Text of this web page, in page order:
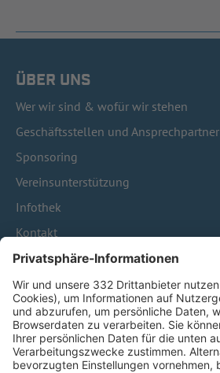
ÜBER UNS
Wer wir sind & wofür wir stehen
Geschäftsstellen und Ansprechpartner
Sponsoring
Vereinsunterstützung
Infothek
Kontakt
HÄUFIG BESUCHTE SEITEN
Pässe und Vereinswechsel
Trainerausbildung
Schulungsangebot Vereinsmitarbeiter